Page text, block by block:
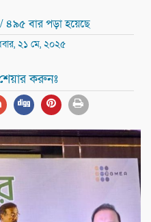
/ ৪৯৫ বার পড়া হয়েছে
২১ মে, ২০২৫
করুনঃ